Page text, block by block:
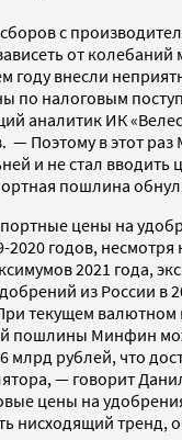
с
от
году внесли
по налоговым
аналитик ИК
— Поэтому в этот
и не стал вводить
пошлина
цены на
2020 годов, несмотря
2021 года,
из России в
текущем валютном
пошлины Минфин
млрд рублей, что
— говорит
цены на
нисходящий тренд,